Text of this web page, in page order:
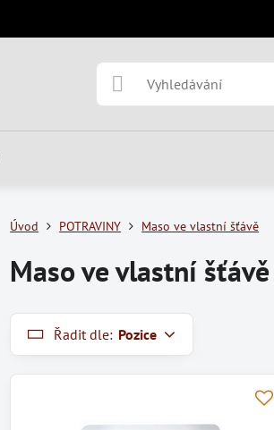
Úvod POTRAVINY Maso ve vlastní šťávě
Maso ve vlastní šťávě
Řadit dle: Pozice